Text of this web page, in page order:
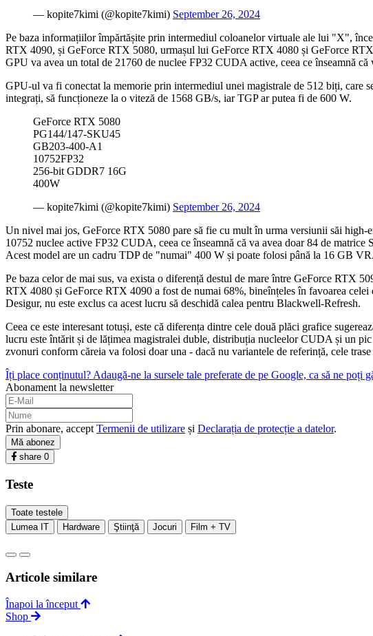
— kopite7kimi (@kopite7kimi) September 26, 2024
Pe baza informațiilor împărtășite prin intermediul coloanelor virtuale ale lui "X",
RTX 4090, și GeForce RTX 5080, urmașul lui GeForce RTX 4080 și GeForce
GPU va avea un total de 21760 de nuclee FP32 CUDA active, ceea ce înseamnă
GPU-ul va fi conectat la memorie prin intermediul unei magistrale de 512 biți, care
integrați, să funcționeze la o viteză de 1568 GB/s, iar TGP ar putea fi de 600 W.
GeForce RTX 5080
PG144/147-SKU45
GB203-400-A1
10752FP32
256-bit GDDR7 16G
400W
— kopite7kimi (@kopite7kimi) September 26, 2024
Un nivel mai jos, GeForce RTX 5080 pare să fie cu mult în urma versiunii săi
10752 nuclee active FP32 CUDA, ceea ce înseamnă că va avea doar 84 de
Acest model are un cadru TDP de "numai" 400 W și poate folosi până la 16 GB
Pe baza celor de mai sus, va exista o diferență destul de mare între GeForce RTX
RTX 4080 și GeForce RTX 4090 a fost de numai 68%, bineînțeles în favoarea celei
Desigur, nu este exclus ca acest lucru să deschidă calea pentru Blackwell-Refresh.
Ceea ce este interesant totuși, este că diferența dintre cele două plăci grafice
lucru este întărit și de lățimea magistralei duble, distribuția nucleelor CUDA și un
zvonuri conform căreia va folosi doar una - dacă nu variantele de referință, cele
Îți place conținutul? Adaugă-ne la sursele tale preferate de pe Google, ca să ne poți
Abonament la newsletter
Prin abonare, accept Termenii de utilizare și Declarația de protecție a datelor.
Mă abonez
share 0
Teste
Toate testele
Lumea IT
Hardware Ştiinţă Jocuri Film + TV
Articole similare
Înapoi la început
Shop